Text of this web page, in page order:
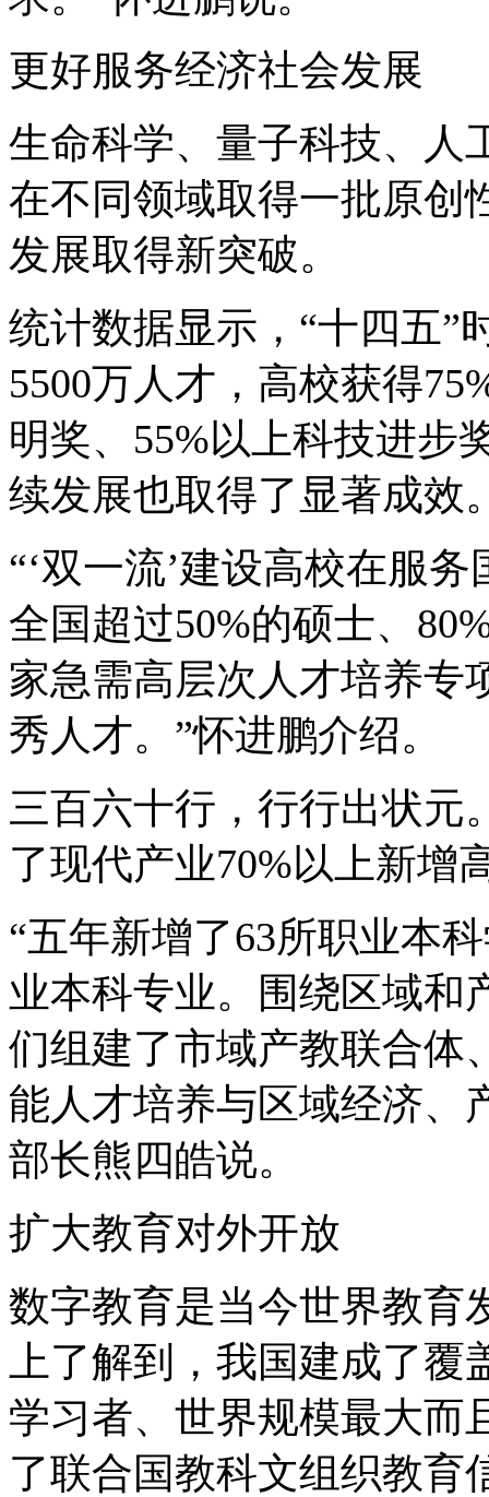
更好服务经济社会发展
生命科学、量子科技、
在不同领域取得一批原创
发展取得新突破。
统计数据显示，“十四五”
5500万人才，高校获得
明奖、55%以上科技进步
续发展也取得了显著成效
“‘双一流’建设高校在服
全国超过50%的硕士、
家急需高层次人才培养专
秀人才。”怀进鹏介绍。
三百六十行，行行出状元
了现代产业70%以上新增
“五年新增了63所职业本
业本科专业。围绕区域和
们组建了市域产教联合体
能人才培养与区域经济、
部长熊四皓说。
扩大教育对外开放
数字教育是当今世界教育
上了解到，我国建成了
学习者、世界规模最大而
了联合国教科文组织教育